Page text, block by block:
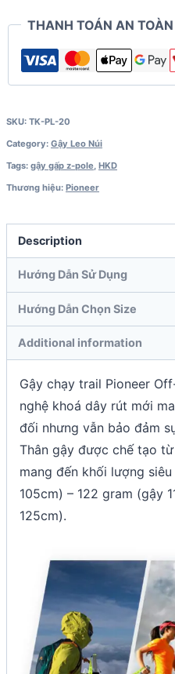
gram)
PL-
THANH TOÁN AN TOÀN
SKU: TK-PL-20
Category: Gậy Leo Núi
Tags: gậy gấp z-pole, HKD
Thương hiệu: Pioneer
Description
Hướng Dẫn Sử Dụng
Hướng Dẫn Chọn Size
Additional information
Gậy chạy trail Pioneer
nghệ khoá dây rút mới
đối nhưng vẫn bảo đảm
Thân gậy được chế tạo
mang đến khối lượng
105cm) – 122 gram (gậy
125cm).